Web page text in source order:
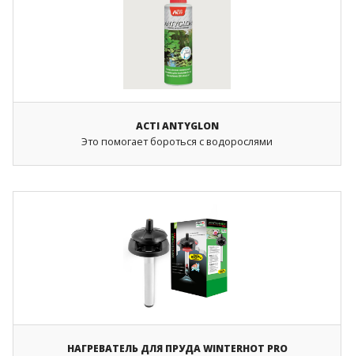
ACTI ANTYGLON
Это помогает бороться с водорослями
НАГРЕВАТЕЛЬ ДЛЯ ПРУДА WINTERHOT PRO